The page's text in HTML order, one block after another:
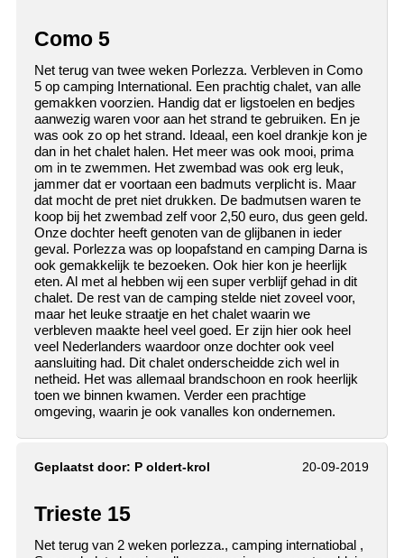
Como 5
Net terug van twee weken Porlezza. Verbleven in Como
5 op camping International. Een prachtig chalet, van alle
gemakken voorzien. Handig dat er ligstoelen en bedjes
aanwezig waren voor aan het strand te gebruiken. En je
was ook zo op het strand. Ideaal, een koel drankje kon je
dan in het chalet halen. Het meer was ook mooi, prima
om in te zwemmen. Het zwembad was ook erg leuk,
jammer dat er voortaan een badmuts verplicht is. Maar
dat mocht de pret niet drukken. De badmutsen waren te
koop bij het zwembad zelf voor 2,50 euro, dus geen geld.
Onze dochter heeft genoten van de glijbanen in ieder
geval. Porlezza was op loopafstand en camping Darna is
ook gemakkelijk te bezoeken. Ook hier kon je heerlijk
eten. Al met al hebben wij een super verblijf gehad in dit
chalet. De rest van de camping stelde niet zoveel voor,
maar het leuke straatje en het chalet waarin we
verbleven maakte heel veel goed. Er zijn hier ook heel
veel Nederlanders waardoor onze dochter ook veel
aansluiting had. Dit chalet onderscheidde zich wel in
netheid. Het was allemaal brandschoon en rook heerlijk
toen we binnen kwamen. Verder een prachtige
omgeving, waarin je ook vanalles kon ondernemen.
20-09-2019
Geplaatst door: P oldert-krol
Trieste 15
Net terug van 2 weken porlezza., camping internatiobal ,